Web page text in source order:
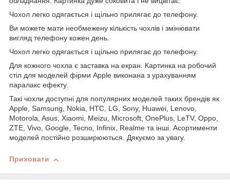
Чохол легко одягається і щільно прилягає до телефону.
Ви можете мати необмежену кількість чохлів і змінювати
вигляд телефону кожен день.
Чохол легко одягається і щільно прилягає до телефону.
Для кожного чохла є заставка на екран. Картинка на робочий
стіл для моделей фірми Apple виконана з урахуванням
паралакс ефекту.
Такі чохли доступні для популярних моделей таких брендів як
Apple, Samsung, Nokia, HTC, LG, Sony, Huawei, Lenovo,
Motorola, Asus, Xiaomi, Meizu, Microsoft, OnePlus, LeTV, Oppo,
ZTE, Vivo, Google, Tecno, Infinix, Realme та інші. Асортименти
моделей постійно розширюються. Дякуємо за увагу.
Приховати